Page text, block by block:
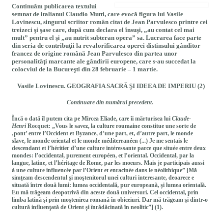
Continuăm publicarea textului
semnat de italianul Claudio Mutti, care evocă figura lui Vasile
Lovinescu, singurul scriitor român citat de Jean Parvulesco printre cei
treizeci şi şase care, după cum declara el însuşi, „au contat cel mai
mult” pentru el şi „au nutrit subteran opera” sa. Lucrarea face parte
din seria de contribuţii la revalorificarea operei distinsului gânditor
francez de origine română Jean Parvulesco din partea unor
personalităţi marcante ale gândirii europene, care s-au succedat la
colocviul de la Bucureşti din 28 februarie – 1 martie.
Vasile Lovinescu. GEOGRAFIA SACRĂ ŞI IDEEA DE IMPERIU (2)
Continuare din numărul precedent.
Încă o dată îl putem cita pe Mircea Eliade, care îi mărturisea luiClaude-
HenriRocquet: „Vous le savez, la culture roumaine constitue une sorte de
‚pont’ entre l’Occident et Byzance, d’une part, et, d’autre part, le monde
slave, le monde oriental et le monde méditerranéen (...) Je me sentais le
descendant et l’héritier d’une culture intéressante parce que située entre deux
mondes: l’occidental, purement européen, et l’oriental. Occidental, par la
langue, latine, et l’héritage de Rome, par les moeurs. Mais je participais aussi
à une culture influencée par l’Orient et enracinée dans le néolithique” [Mă
simţeam descendentul şi moştenitorul unei culturi interesante, deoarece e
situată între două lumi: lumea occidentală, pur europeană, şi lumea orientală.
Eu mă trăgeam deopotrivă din aceste două universuri. Cel occidental, prin
limba latină şi prin moştenirea romană în obiceiuri. Dar mă trăgeam şi dintr-o
cultură influenţată de Orient şi înrădăcinată în neolitic”] (1).